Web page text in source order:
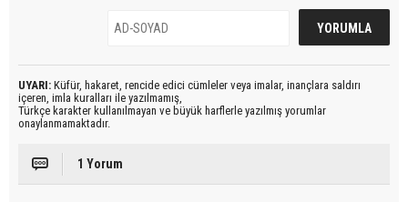
UYARI: Küfür, hakaret, rencide edici cümleler veya imalar, inançlara saldırı
içeren, imla kuralları ile yazılmamış,
Türkçe karakter kullanılmayan ve büyük harflerle yazılmış yorumlar
onaylanmamaktadır.
1 Yorum